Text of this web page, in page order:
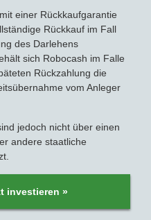
einer Rückkaufgarantie
Rückkauf im Fall
des Darlehens
sich Robocash im Falle
Rückzahlung die
vom Anleger
jedoch nicht über einen
andere staatliche
investieren »